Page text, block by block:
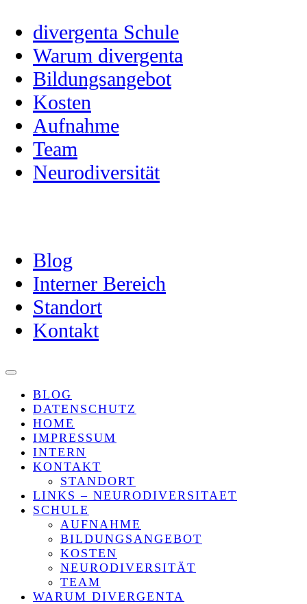
divergenta Schule
Warum divergenta
Bildungsangebot
Kosten
Aufnahme
Team
Neurodiversität
Blog
Interner Bereich
Standort
Kontakt
BLOG
DATENSCHUTZ
HOME
IMPRESSUM
INTERN
KONTAKT
STANDORT
LINKS – NEURODIVERSITAET
SCHULE
AUFNAHME
BILDUNGSANGEBOT
KOSTEN
NEURODIVERSITÄT
TEAM
WARUM DIVERGENTA